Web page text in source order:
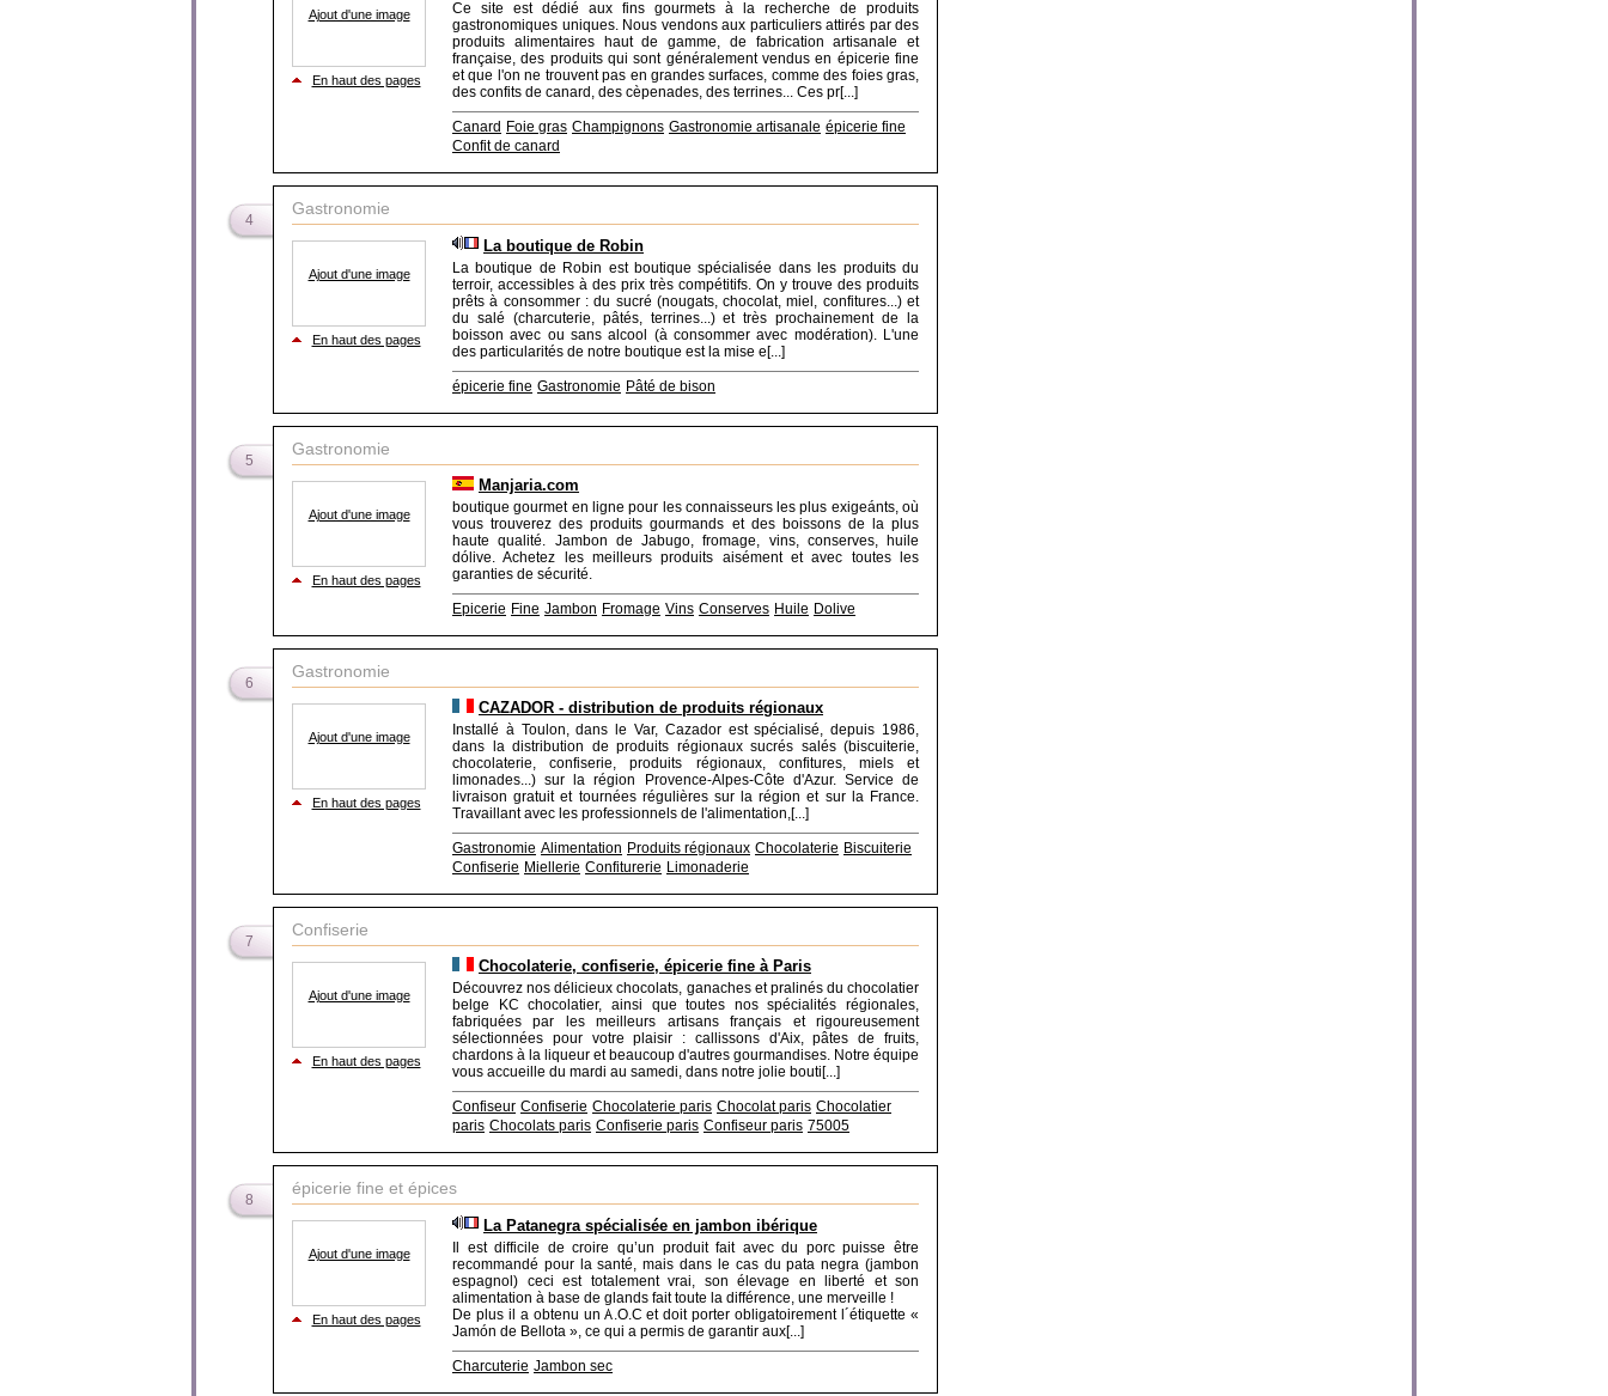
Ajout d'une image
En haut des pages
Ce site est dédié aux fins gourmets à la recherche de produits
gastronomiques uniques. Nous vendons aux particuliers attirés par des
produits alimentaires haut de gamme, de fabrication artisanale et
française, des produits qui sont généralement vendus en épicerie fine
et que l'on ne trouvent pas en grandes surfaces, comme des foies gras,
des confits de canard, des cèpenades, des terrines... Ces pr[...]
Canard Foie gras Champignons Gastronomie artisanale épicerie fine
Confit de canard
4
Gastronomie
Ajout d'une image
En haut des pages
La boutique de Robin
La boutique de Robin est boutique spécialisée dans les produits du
terroir, accessibles à des prix très compétitifs. On y trouve des produits
prêts à consommer : du sucré (nougats, chocolat, miel, confitures...) et
du salé (charcuterie, pâtés, terrines...) et très prochainement de la
boisson avec ou sans alcool (à consommer avec modération). L'une
des particularités de notre boutique est la mise e[...]
épicerie fine Gastronomie Pâté de bison
5
Gastronomie
Ajout d'une image
En haut des pages
Manjaria.com
boutique gourmet en ligne pour les connaisseurs les plus exigeánts, où
vous trouverez des produits gourmands et des boissons de la plus
haute qualité. Jambon de Jabugo, fromage, vins, conserves, huile
dólive. Achetez les meilleurs produits aisément et avec toutes les
garanties de sécurité.
Epicerie Fine Jambon Fromage Vins Conserves Huile Dolive
6
Gastronomie
Ajout d'une image
En haut des pages
CAZADOR - distribution de produits régionaux
Installé à Toulon, dans le Var, Cazador est spécialisé, depuis 1986,
dans la distribution de produits régionaux sucrés salés (biscuiterie,
chocolaterie, confiserie, produits régionaux, confitures, miels et
limonades...) sur la région Provence-Alpes-Côte d'Azur. Service de
livraison gratuit et tournées régulières sur la région et sur la France.
Travaillant avec les professionnels de l'alimentation,[...]
Gastronomie Alimentation Produits régionaux Chocolaterie Biscuiterie
Confiserie Miellerie Confiturerie Limonaderie
7
Confiserie
Ajout d'une image
En haut des pages
Chocolaterie, confiserie, épicerie fine à Paris
Découvrez nos délicieux chocolats, ganaches et pralinés du chocolatier
belge KC chocolatier, ainsi que toutes nos spécialités régionales,
fabriquées par les meilleurs artisans français et rigoureusement
sélectionnées pour votre plaisir : callissons d'Aix, pâtes de fruits,
chardons à la liqueur et beaucoup d'autres gourmandises. Notre équipe
vous accueille du mardi au samedi, dans notre jolie bouti[...]
Confiseur Confiserie Chocolaterie paris Chocolat paris Chocolatier
paris Chocolats paris Confiserie paris Confiseur paris 75005
8
épicerie fine et épices
Ajout d'une image
En haut des pages
La Patanegra spécialisée en jambon ibérique
Il est difficile de croire qu’un produit fait avec du porc puisse être
recommandé pour la santé, mais dans le cas du pata negra (jambon
espagnol) ceci est totalement vrai, son élevage en liberté et son
alimentation à base de glands fait toute la différence, une merveille !
De plus il a obtenu un A.O.C et doit porter obligatoirement l´étiquette «
Jamón de Bellota », ce qui a permis de garantir aux[...]
Charcuterie Jambon sec